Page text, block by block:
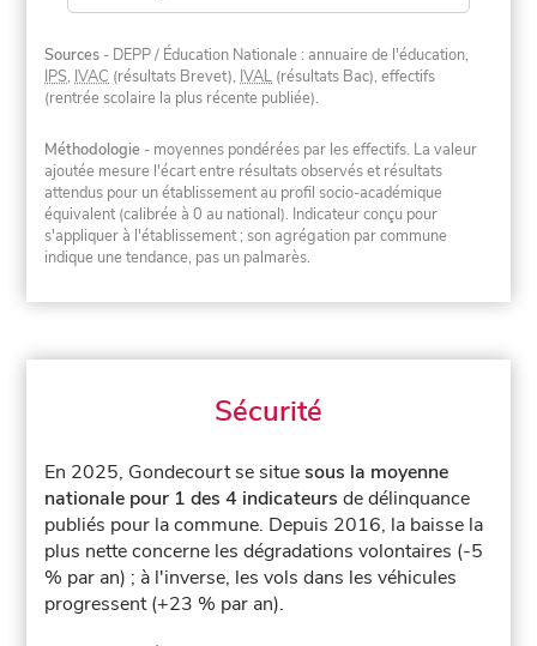
Sources - DEPP / Éducation Nationale : annuaire de l'éducation,
IPS, IVAC (résultats Brevet), IVAL (résultats Bac), effectifs
(rentrée scolaire la plus récente publiée).
Méthodologie - moyennes pondérées par les effectifs. La valeur
ajoutée mesure l'écart entre résultats observés et résultats
attendus pour un établissement au profil socio-académique
équivalent (calibrée à 0 au national). Indicateur conçu pour
s'appliquer à l'établissement ; son agrégation par commune
indique une tendance, pas un palmarès.
Sécurité
En 2025, Gondecourt se situesous la moyenne
nationale pour 1 des 4 indicateurs de délinquance
publiés pour la commune. Depuis 2016, la baisse la
plus nette concerne les dégradations volontaires (-5
% par an) ; à l'inverse, les vols dans les véhicules
progressent (+23 % par an).